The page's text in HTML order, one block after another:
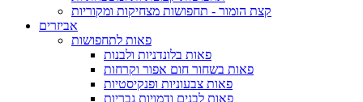
קצת הומור - תחפושות מצחיקות ומקוריות
אביזרים
פאות לתחפושות
פאות בלונדניות ולבנות
פאות בשחור חום אפור וקרחות
פאות צבעוניות ופנקיסטיות
פאות לבנים ודמויות גבריות